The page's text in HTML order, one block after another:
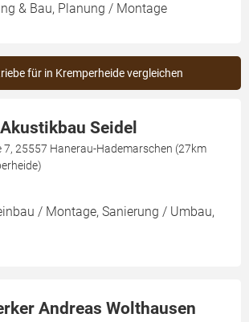
& Bau, Planung / Montage
für in Kremperheide vergleichen
Seidel
25557 Hanerau-Hademarschen (27km
/ Montage, Sanierung / Umbau,
Andreas Wolthausen